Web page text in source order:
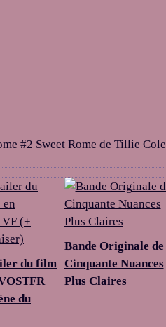
#2 Sweet Rome de Tillie Cole
du film
du
Bande Originale de
Cinquante Nuances
Plus Claires